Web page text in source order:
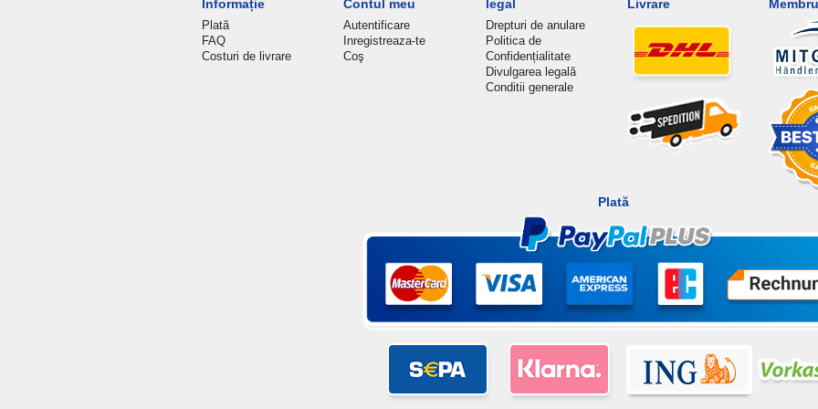
Informație
Plată
FAQ
Costuri de livrare
Contul meu
Autentificare
Inregistreaza-te
Coş
legal
Drepturi de anulare
Politica de
Confidențialitate
Divulgarea legală
Conditii generale
Livrare
Plată